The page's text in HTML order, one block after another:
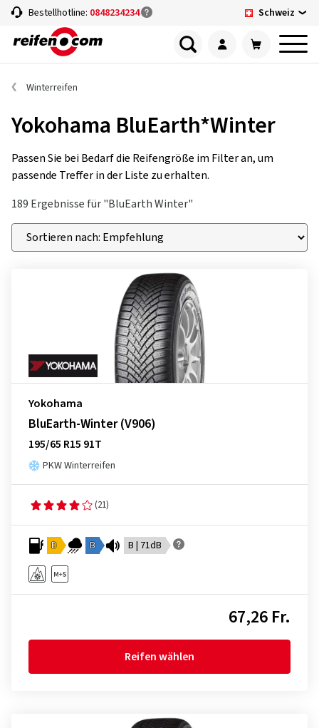
Bestellhotline: 0848234234 Schweiz
Winterreifen
Yokohama BluEarth*Winter
Passen Sie bei Bedarf die Reifengröße im Filter an, um
passende Treffer in der Liste zu erhalten.
189 Ergebnisse für "BluEarth Winter"
Yokohama
BluEarth-Winter (V906)
195/65 R15 91T
PKW Winterreifen
(21)
D B B | 71dB
67,26 Fr.
Reifen wählen